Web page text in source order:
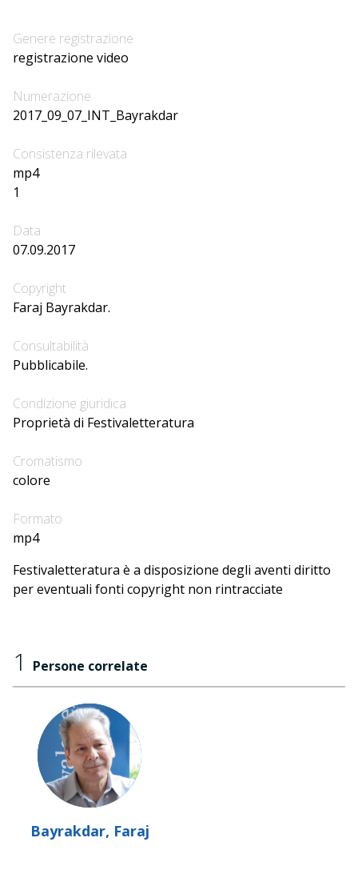
Genere registrazione
registrazione video
Numerazione
2017_09_07_INT_Bayrakdar
Consistenza rilevata
mp4
1
Data
07.09.2017
Copyright
Faraj Bayrakdar.
Consultabilità
Pubblicabile.
Condizione giuridica
Proprietà di Festivaletteratura
Cromatismo
colore
Formato
mp4
Festivaletteratura è a disposizione degli aventi diritto
per eventuali fonti copyright non rintracciate
1 Persone correlate
Bayrakdar, Faraj